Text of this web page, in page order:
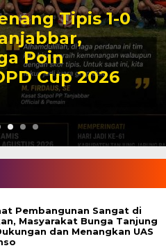
Tipis 1-0
Poin
Cup 2026
Pembangunan Sangat di
Masyarakat Bunga Tanjung
dan Menangkan UAS